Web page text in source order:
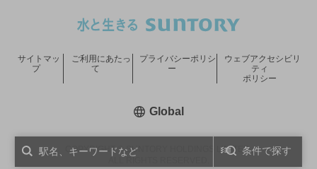
条件で探す
COPYRIGHT © SUNTORY HOLDINGS LIMITED.
サイトマッ
プ
ご利用にあたっ
て
プライバシーポリシ
ー
ウェブアクセシビリ
ティ
ポリシー
Global新しいウィンドウで開く